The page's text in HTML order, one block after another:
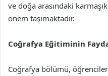
ve doğa arasındaki
önem taşımaktadır.
Coğrafya Eğitiminin
Coğrafya bölümü,